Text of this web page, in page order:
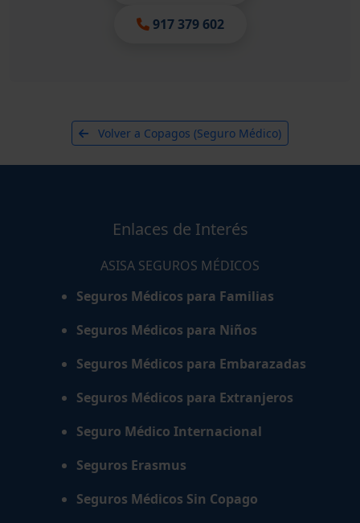
917 379 602
Volver a Copagos (Seguro Médico)
Enlaces de Interés
ASISA SEGUROS MÉDICOS
Seguros Médicos para Familias
Seguros Médicos para Niños
Seguros Médicos para Embarazadas
Seguros Médicos para Extranjeros
Seguro Médico Internacional
Seguros Erasmus
Seguros Médicos Sin Copago